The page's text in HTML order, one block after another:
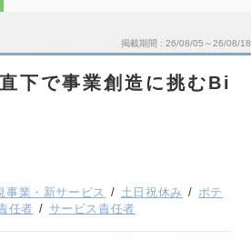
掲載期間 26/08/05～26/08/18
下で事業創造に挑むBi
事業・新サービス 土日祝休み
ポテ
任者 サービス責任者